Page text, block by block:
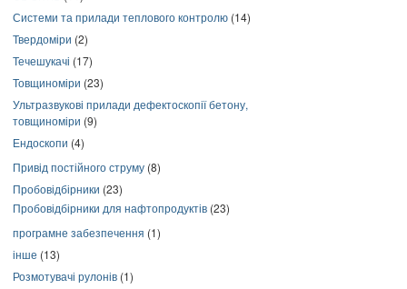
Системи та прилади теплового контролю (14)
Твердоміри (2)
Течешукачі (17)
Товщиноміри (23)
Ультразвукові прилади дефектоскопії бетону,
товщиноміри (9)
Ендоскопи (4)
Привід постійного струму (8)
Пробовідбірники (23)
Пробовідбірники для нафтопродуктів (23)
програмне забезпечення (1)
інше (13)
Розмотувачі рулонів (1)